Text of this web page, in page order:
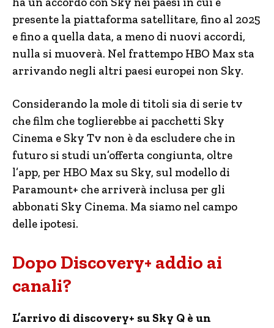
presente la piattaforma satellitare, fino al 2025
e fino a quella data, a meno di nuovi accordi,
nulla si muoverà. Nel frattempo HBO Max sta
arrivando negli altri paesi europei non Sky.
Considerando la mole di titoli sia di serie tv
che film che toglierebbe ai pacchetti Sky
Cinema e Sky Tv non è da escludere che in
futuro si studi un’offerta congiunta, oltre
l’app, per HBO Max su Sky, sul modello di
Paramount+ che arriverà inclusa per gli
abbonati Sky Cinema. Ma siamo nel campo
delle ipotesi.
Dopo Discovery+ addio ai
canali?
L’arrivo di discovery+ su Sky Q è un